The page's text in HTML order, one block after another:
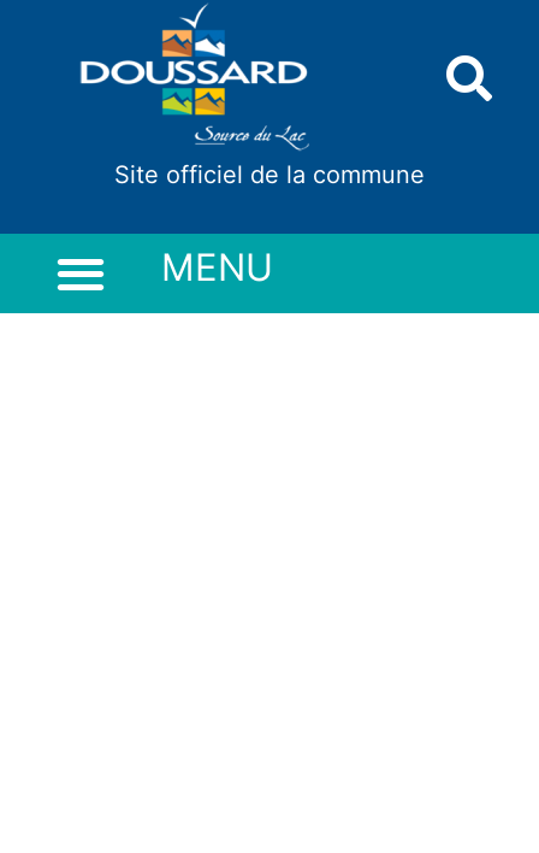
Site officiel de la commune
MENU
Panneau de gestion des cookies